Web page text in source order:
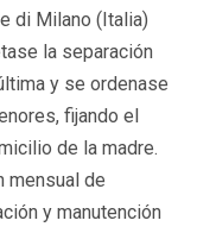
di Milano (Italia)
la separación
y se ordenase
fijando el
de la madre.
mensual de
y manutención